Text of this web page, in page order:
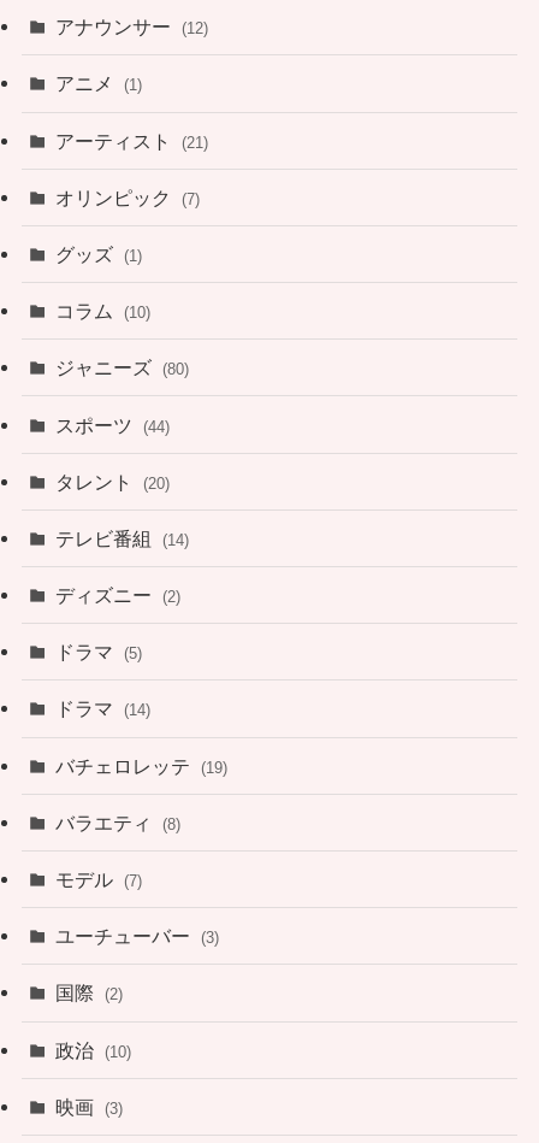
アナウンサー (12)
アニメ (1)
アーティスト (21)
オリンピック (7)
グッズ (1)
コラム (10)
ジャニーズ (80)
スポーツ (44)
タレント (20)
テレビ番組 (14)
ディズニー (2)
ドラマ (5)
ドラマ (14)
バチェロレッテ (19)
バラエティ (8)
モデル (7)
ユーチューバー (3)
国際 (2)
政治 (10)
映画 (3)